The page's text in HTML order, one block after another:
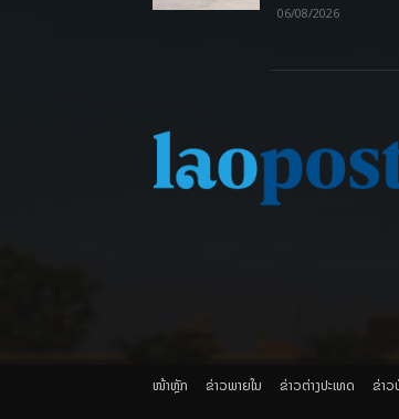
06/08/2026
ໜ້າຫຼັກ ຂ່າວພາຍ​ໃນ ຂ່າວຕ່າງປະເທດ ຂ່າວ